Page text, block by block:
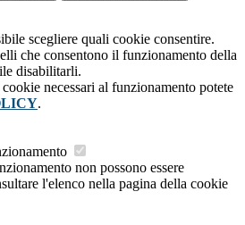
scegliere quali cookie consentire.
che consentono il funzionamento della
disabilitarli.
necessari al funzionamento potete
.
non possono essere
l'elenco nella pagina della cookie